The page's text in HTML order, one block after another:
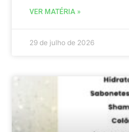
VER MATÉRIA »
29 de julho de 2026